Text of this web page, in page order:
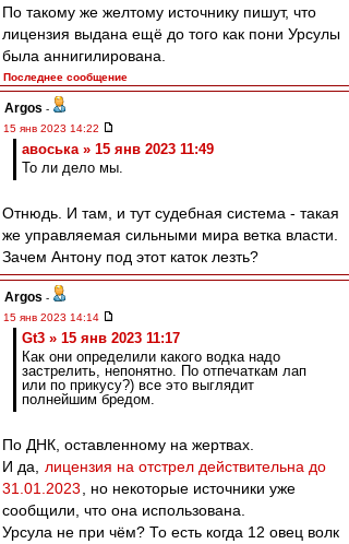
По такому же желтому источнику пишут, что
лицензия выдана ещё до того как пони Урсулы
была аннигилирована.
Последнее сообщение
Argos -
15 янв 2023 14:22
авоська » 15 янв 2023 11:49
То ли дело мы.
Отнюдь. И там, и тут судебная система - такая
же управляемая сильными мира ветка власти.
Зачем Антону под этот каток лезть?
Argos -
15 янв 2023 14:14
Gt3 » 15 янв 2023 11:17
Как они определили какого водка надо
застрелить, непонятно. По отпечаткам лап
или по прикусу?) все это выглядит
полнейшим бредом.
По ДНК, оставленному на жертвах.
И да,
лицензия на отстрел действительна до
31.01.2023
, но некоторые источники уже
сообщили, что она использована.
Урсула не при чём? То есть когда 12 овец волк